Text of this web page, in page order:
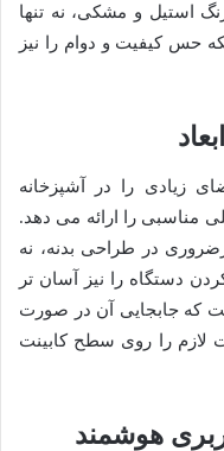
استیل و مشکی، نه تنها
حس کیفیت و دوام را نیز
زیادی را در آشپزخانه
مناسبی را ارائه می دهد.
در طراحی بدنه، نه
دستگاه را نیز آسان تر
که جابجایی آن در صورت
لازم را روی سطح کابینت
هوشمند